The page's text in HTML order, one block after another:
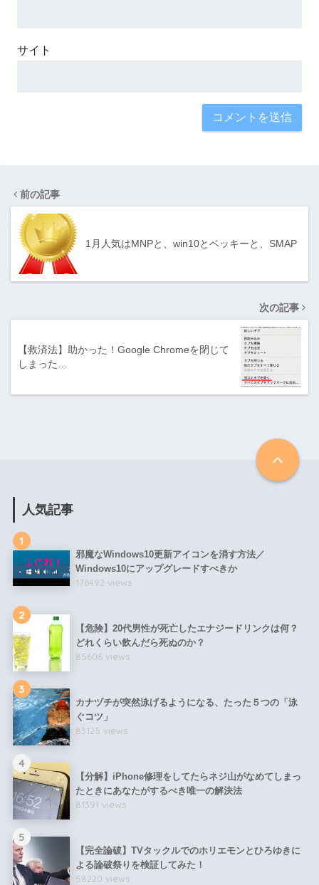
サイト
前の記事
1月人気はMNPと、win10とベッキーと、SMAP
次の記事
【救済法】助かった！Google Chromeを閉じて
しまった…
人気記事
1
邪魔なWindows10更新アイコンを消す方法／
Windows10にアップグレードすべきか
176492 views
2
【危険】20代男性が死亡したエナジードリンクは何？
どれくらい飲んだら死ぬのか？
85606 views
3
カナヅチが突然泳げるようになる、たった５つの「泳
ぐコツ」
83125 views
4
【分解】iPhone修理をしてたらネジ山がなめてしまっ
たときにあなたがするべき唯一の解決法
81391 views
5
【完全論破】TVタックルでのホリエモンとひろゆきに
よる論破祭りを検証してみた！
58220 views